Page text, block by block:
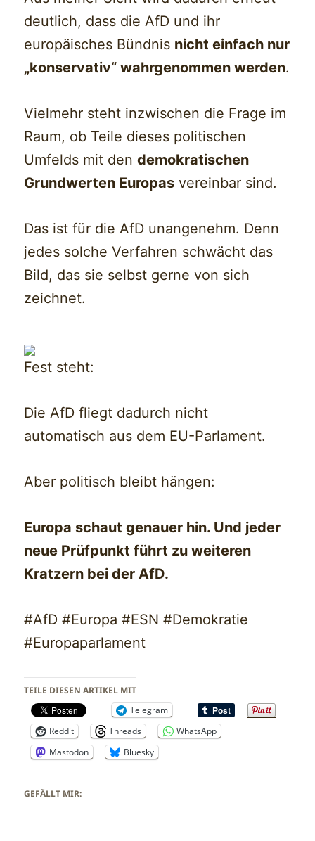
deutlich, dass die AfD und ihr
europäisches Bündnis nicht einfach nur
„konservativ“ wahrgenommen werden.
Vielmehr steht inzwischen die Frage im
Raum, ob Teile dieses politischen
Umfelds mit dendemokratischen
Grundwerten Europas vereinbar sind.
Das ist für die AfD unangenehm. Denn
jedes solche Verfahren schwächt das
Bild, das sie selbst gerne von sich
zeichnet.
Fest steht:
Die AfD fliegt dadurch nicht
automatisch aus dem EU-Parlament.
Aber politisch bleibt hängen:
Europa schaut genauer hin. Und jeder
neue Prüfpunkt führt zu weiteren
Kratzern bei der AfD.
#AfD #Europa #ESN #Demokratie
#Europaparlament
TEILE DIESEN ARTIKEL MIT
Telegram
Reddit
Threads
WhatsApp
Mastodon
Bluesky
GEFÄLLT MIR: